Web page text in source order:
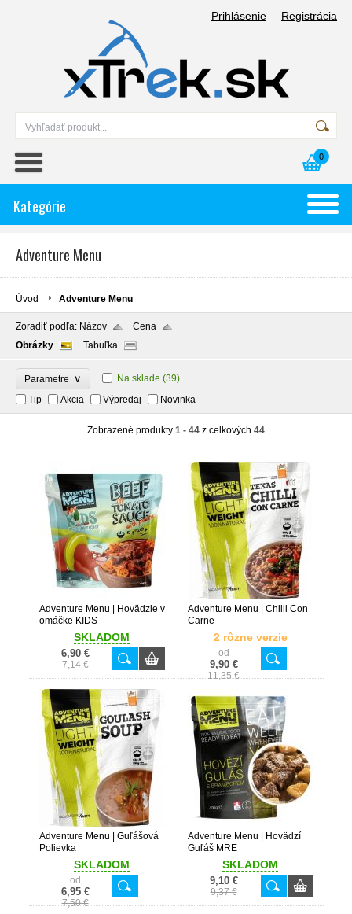
Prihlásenie Registrácia
0
Kategórie
Adventure Menu
Úvod Adventure Menu
Zoradiť podľa: Názov
Cena
Obrázky
Tabuľka
Parametre ∨ Na sklade (39)
Tip
Akcia Výpredaj Novinka
Zobrazené produkty 1 - 44 z celkových 44
Adventure Menu | Hovädzie v
omáčke KIDS
SKLADOM
6,90 €
7,14 €
Adventure Menu | Chilli Con
Carne
2 rôzne verzie
od
9,90 €
11,35 €
Adventure Menu | Guľášová
Polievka
SKLADOM
od
6,95 €
7,50 €
Adventure Menu | Hovädzí
Guľáš MRE
SKLADOM
9,10 €
9,37 €